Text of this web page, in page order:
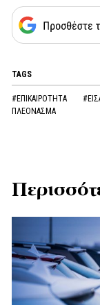
TAGS
#ΕΠΙΚΑΙΡΟΤΗΤΑ
ΠΛΕΟΝΑΣΜΑ